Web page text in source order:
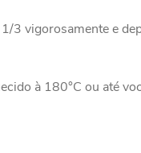
3 vigorosamente e
à 180°C ou até